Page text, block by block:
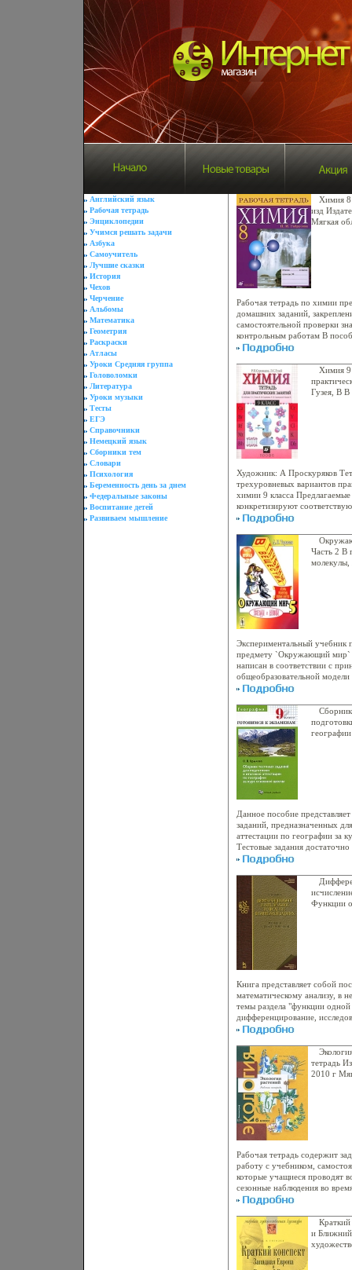
Английский язык
Рабочая тетрадь
Энциклопедии
Учимся решать задачи
Азбука
Самоучитель
Лучшие сказки
История
Чехов
Черчение
Альбомы
Математика
Геометрия
Раскраски
Атласы
Уроки Средняя группа
Головоломки
Литература
Уроки музыки
Тесты
ЕГЭ
Справочники
Немецкий язык
Сборники тем
Словари
Психология
Беременность день за днем
Федеральные законы
Воспитание детей
Развиваем мышление
Химия 8
изд
Мягкая
Рабочая тетрадь по химии
домашних заданий,
самостоятельной проверки
контрольным работам В
задааьбьгний имеются
Габрусева.
Химия 9
Гузея, В
Художник: А Проскуряков
трехуровневых вариантов
химии 9 класса
конкретизируют
описааьбьлнные в учебнике
Часть 2 В
молекулы,
Экспериментальный учебник
предмету `Окружающий мир`
написан в соответствии с
общеобразовательной
журнал `Школьныеаьбьэ
Тарасовым Предмет
подзаголовок `Звезды и
концептуальная идея -
человеческого разума,
тайны Вселенной, так и в
микромира В соответствии с
из двух взаимосвязанных
(Вселенная)`, 2) `В глубины
живые клетки)` В учебнике в
представления из
Дан богатый фактический
предназначен в первую
отрабатывающих новую
образования `Экология и
использоваться также в 5-х
изучается интегративныи
самообразования в качестве
Автор выражает
ИАЗимнуховой за помощь в
Лев Тарасов.
Сборник
Данное пособие
заданий, предназначенных
аттестации по географии за
Тестовые задания
содержание кураьбэзсов
фактические знания, знания
понятий, знания
также знание
теме состоят из двух
различные тестовые
ответов, во второй -
такие, где ответ предстоит
Автор Ольга Крылова.
Функции
Книга представляет собой
математическому анализу, в
темы раздела "функции
дифференцирование,
осаьбэоновные методы
Большинство параграфов
теоретические сведения,
задачи для
алгоритмически-
содержится много задач,
способствующих более
развивающих
учащихся Пособие
технических и
углубить вузовский курс
преподавателям высшей
стереотипное Автор Исаак
тетрадь
2010 г
Рабочая тетрадь содержит
работу с учебником,
которые учащиеся проводят
сезонные наблюдения во
приаьбэушкольный участок
пособия и лабораторное
изучения курса экологии
узнавать в природе
и решать простейшие
повышенной сложности
Краткий
и